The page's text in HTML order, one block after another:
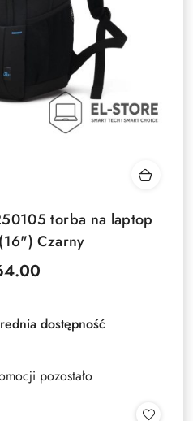
torba na laptop
Czarny
Cena:
dostępność
pozostało